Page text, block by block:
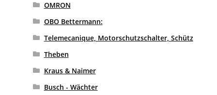
OMRON
OBO Bettermann:
Telemecanique, Motorschutzschalter, Schütz
Theben
Kraus & Naimer
Busch - Wächter